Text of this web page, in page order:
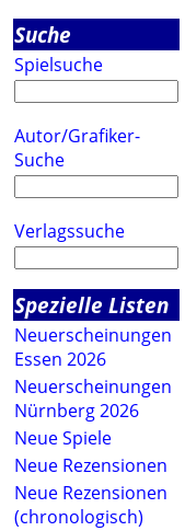
Suche
Spielsuche
Autor/Grafiker-
Suche
Verlagssuche
Spezielle Listen
Neuerscheinungen
Essen 2026
Neuerscheinungen
Nürnberg 2026
Neue Spiele
Neue Rezensionen
Neue Rezensionen
(chronologisch)